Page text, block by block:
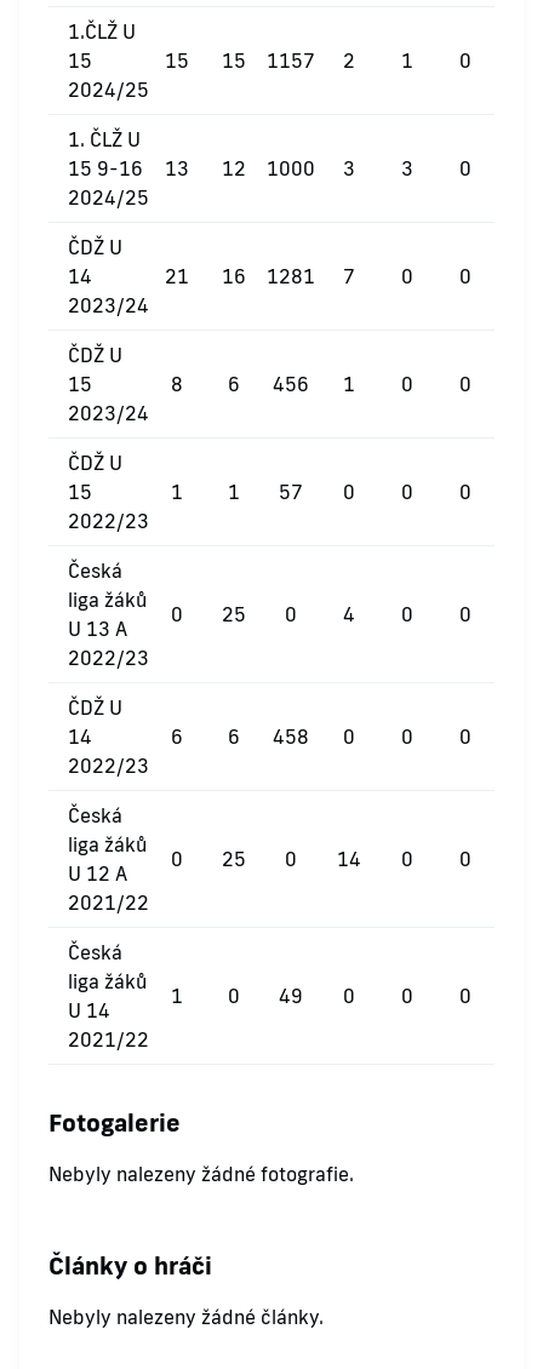
1.ČLŽ U
15
2024/25
15 15 1157 2 1 0
1. ČLŽ U
15 9-16
2024/25
13 12 1000 3 3 0
ČDŽ U
14
2023/24
21 16 1281 7 0 0
ČDŽ U
15
2023/24
8 6 456 1 0 0
ČDŽ U
15
2022/23
1 1 57 0 0 0
Česká
liga žáků
U 13 A
2022/23
0 25 0 4 0 0
ČDŽ U
14
2022/23
6 6 458 0 0 0
Česká
liga žáků
U 12 A
2021/22
0 25 0 14 0 0
Česká
liga žáků
U 14
2021/22
1 0 49 0 0 0
Fotogalerie
Nebyly nalezeny žádné fotografie.
Články o hráči
Nebyly nalezeny žádné články.